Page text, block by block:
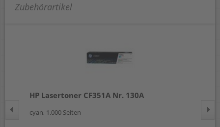
Zubehörartikel
HP Lasertoner CF351A Nr. 130A
cyan, 1.000 Seiten